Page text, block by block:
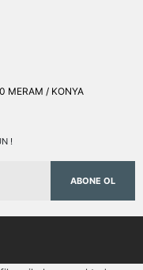
MERAM / KONYA
!
ABONE OL